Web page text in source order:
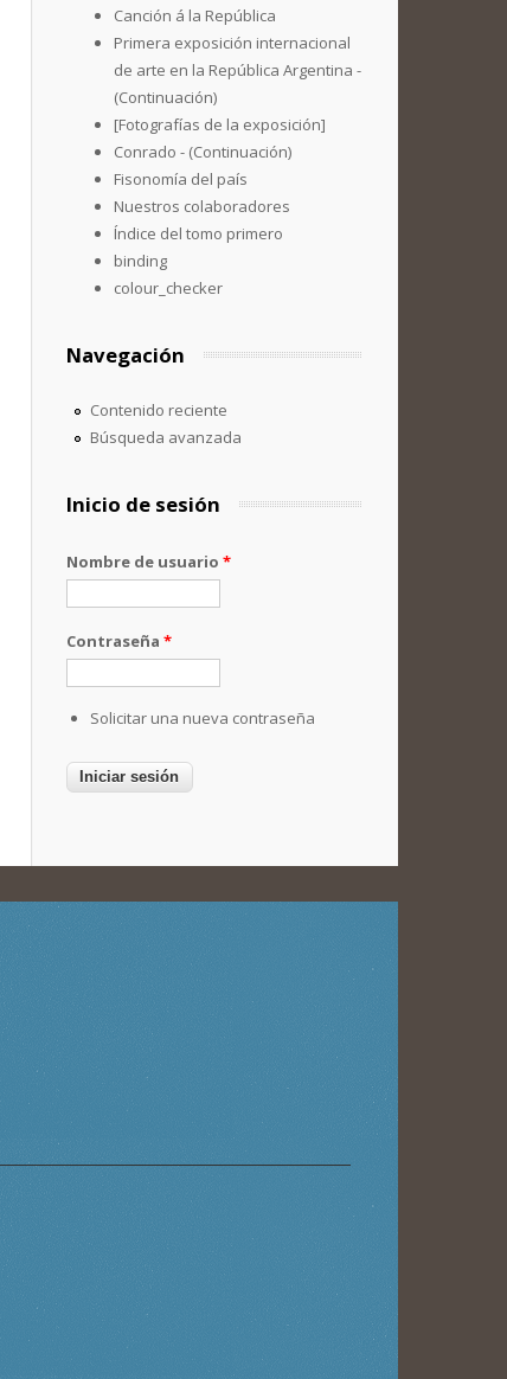
Canción á la República
Primera exposición internacional
de arte en la República Argentina -
(Continuación)
[Fotografías de la exposición]
Conrado - (Continuación)
Fisonomía del país
Nuestros colaboradores
Índice del tomo primero
binding
colour_checker
Navegación
Contenido reciente
Búsqueda avanzada
Inicio de sesión
Nombre de usuario *
Contraseña *
Solicitar una nueva contraseña